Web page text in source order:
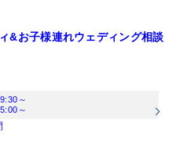
&お子様連れウェディング相談
～
～